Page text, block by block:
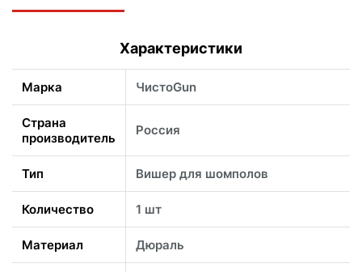
Характеристики
Марка ЧистоGun
Страна
производитель
Россия
Тип Вишер для шомполов
Количество 1 шт
Материал Дюраль